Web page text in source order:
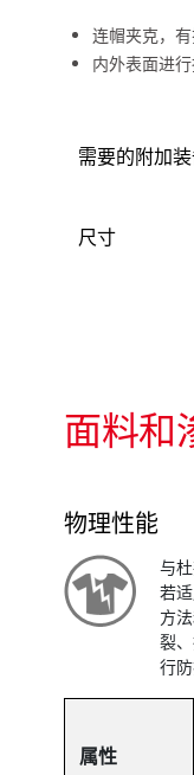
连帽夹克，
内外表面进
需要的附加
尺寸
面料和
物理性能
与
若
方
裂
行
属性